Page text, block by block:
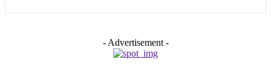
- Advertisement -